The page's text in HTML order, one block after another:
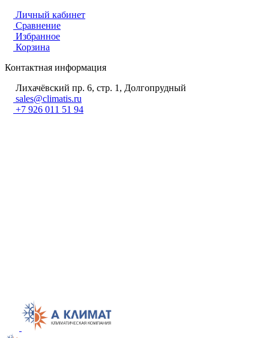
Личный кабинет
Сравнение
Избранное
Корзина
Контактная информация
Лихачёвский пр. 6, стр. 1, Долгопрудный
sales@climatis.ru
+7 926 011 51 94